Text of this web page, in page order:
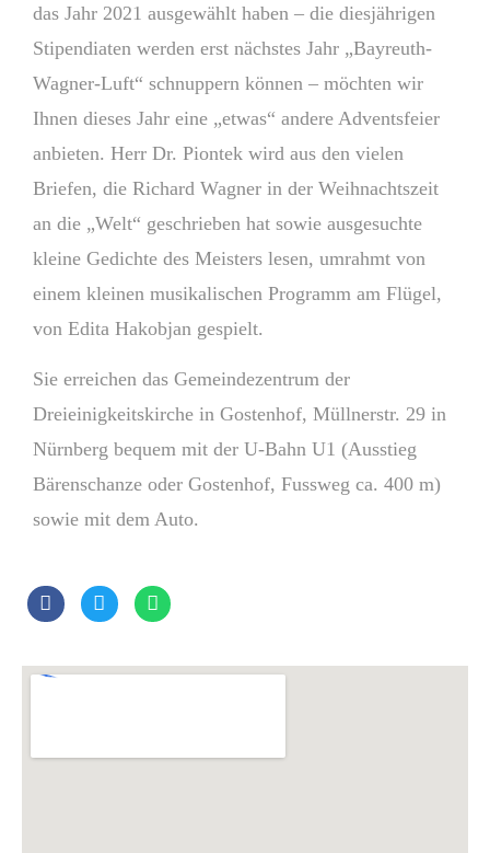
das Jahr 2021 ausgewählt haben – die diesjährigen
Stipendiaten werden erst nächstes Jahr „Bayreuth-
Wagner-Luft“ schnuppern können – möchten wir
Ihnen dieses Jahr eine „etwas“ andere Adventsfeier
anbieten. Herr Dr. Piontek wird aus den vielen
Briefen, die Richard Wagner in der Weihnachtszeit
an die „Welt“ geschrieben hat sowie ausgesuchte
kleine Gedichte des Meisters lesen, umrahmt von
einem kleinen musikalischen Programm am Flügel,
von Edita Hakobjan gespielt.
Sie erreichen das Gemeindezentrum der
Dreieinigkeitskirche in Gostenhof, Müllnerstr. 29 in
Nürnberg bequem mit der U-Bahn U1 (Ausstieg
Bärenschanze oder Gostenhof, Fussweg ca. 400 m)
sowie mit dem Auto.